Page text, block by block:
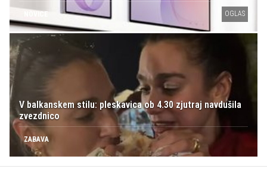
NOVICE OGLAS
V balkanskem stilu: pleskavica ob 4.30 zjutraj navdušila
zvezdnico
ZABAVA